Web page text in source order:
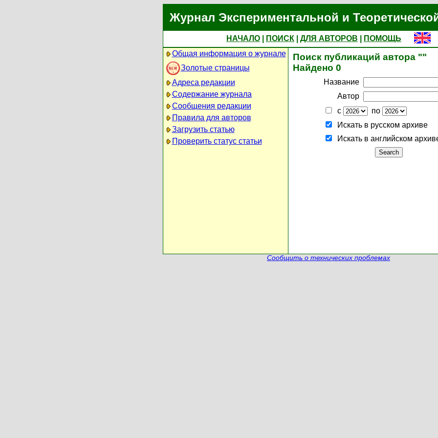
Журнал Экспериментальной и
НАЧАЛО ПОИСК ДЛЯ АВТОРОВ
ПОМОЩЬ
Общая информация о журнале
Золотые страницы
Адреса редакции
Содержание журнала
Сообщения редакции
Правила для авторов
Загрузить статью
Проверить статус статьи
Поиск публикаций автора ""
Найдено 0
Название
Автор
с
по
Искать в русском архиве
Искать в английском
Сообщить о технических проблемах